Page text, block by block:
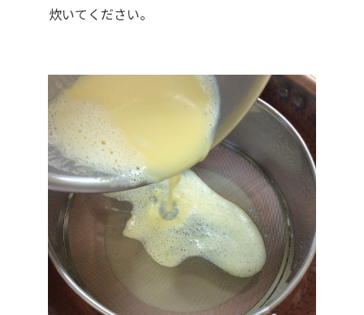
炊いてください。